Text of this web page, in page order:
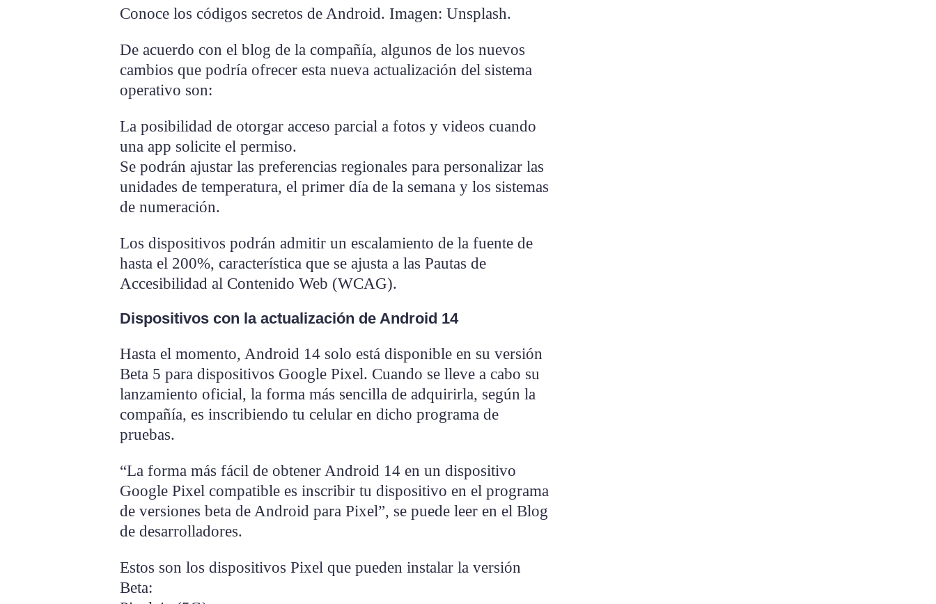
Conoce los códigos secretos de Android. Imagen: Unsplash.
De acuerdo con el blog de la compañía, algunos de los nuevos
cambios que podría ofrecer esta nueva actualización del sistema
operativo son:
La posibilidad de otorgar acceso parcial a fotos y videos cuando
una app solicite el permiso.
Se podrán ajustar las preferencias regionales para personalizar las
unidades de temperatura, el primer día de la semana y los sistemas
de numeración.
Los dispositivos podrán admitir un escalamiento de la fuente de
hasta el 200%, característica que se ajusta a las Pautas de
Accesibilidad al Contenido Web (WCAG).
Dispositivos con la actualización de Android 14
Hasta el momento, Android 14 solo está disponible en su versión
Beta 5 para dispositivos Google Pixel. Cuando se lleve a cabo su
lanzamiento oficial, la forma más sencilla de adquirirla, según la
compañía, es inscribiendo tu celular en dicho programa de
pruebas.
“La forma más fácil de obtener Android 14 en un dispositivo
Google Pixel compatible es inscribir tu dispositivo en el programa
de versiones beta de Android para Pixel”, se puede leer en el Blog
de desarrolladores.
Estos son los dispositivos Pixel que pueden instalar la versión
Beta: